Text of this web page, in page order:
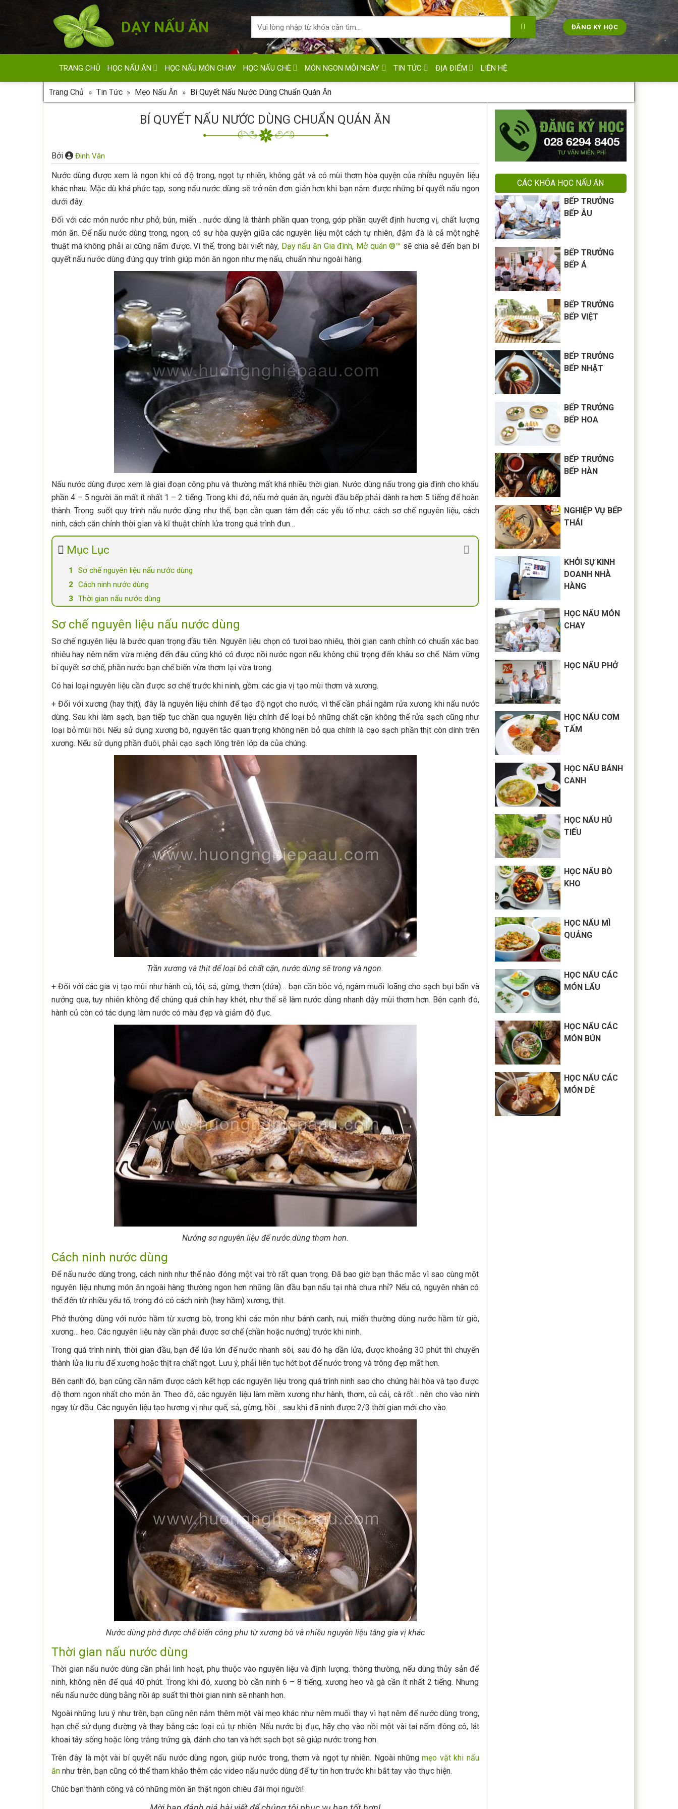
DẠY NẤU ĂN ĐĂNG KÝ HỌC
TRANG CHỦ HỌC NẤU ĂN HỌC NẤU MÓN CHAY HỌC NẤU CHÈ MÓN NGON MỖI NGÀY TIN TỨC ĐỊA ĐIỂM LIÊN HỆ
Trang Chủ » Tin Tức » Mẹo Nấu Ăn » Bí Quyết Nấu Nước Dùng Chuẩn Quán Ăn
BÍ QUYẾT NẤU NƯỚC DÙNG CHUẨN QUÁN ĂN
Bởi Đinh Vân
Nước dùng được xem là ngon khi có độ trong, ngọt tự nhiên, không gắt và có mùi thơm hòa quyện của nhiều nguyên liệu
khác nhau. Mặc dù khá phức tạp, song nấu nước dùng sẽ trở nên đơn giản hơn khi bạn nắm được những bí quyết nấu ngon
dưới đây.
Đối với các món nước như phở, bún, miến… nước dùng là thành phần quan trọng, góp phần quyết định hương vị, chất lượng
món ăn. Để nấu nước dùng trong, ngon, có sự hòa quyện giữa các nguyên liệu một cách tự nhiên, đậm đà là cả một nghệ
thuật mà không phải ai cũng nắm được. Vì thế, trong bài viết này, Dạy nấu ăn Gia đình, Mở quán ®™ sẽ chia sẻ đến bạn bí
quyết nấu nước dùng đúng quy trình giúp món ăn ngon như mẹ nấu, chuẩn như ngoài hàng.
Nấu nước dùng được xem là giai đoạn công phu và thường mất khá nhiều thời gian. Nước dùng nấu trong gia đình cho khẩu
phần 4 – 5 người ăn mất ít nhất 1 – 2 tiếng. Trong khi đó, nếu mở quán ăn, người đầu bếp phải dành ra hơn 5 tiếng để hoàn
thành. Trong suốt quy trình nấu nước dùng như thế, bạn cần quan tâm đến các yếu tố như: cách sơ chế nguyên liệu, cách
ninh, cách căn chỉnh thời gian và kĩ thuật chỉnh lửa trong quá trình đun…
Mục Lục
Sơ chế nguyên liệu nấu nước dùng
Cách ninh nước dùng
Thời gian nấu nước dùng
Sơ chế nguyên liệu nấu nước dùng
Sơ chế nguyên liệu là bước quan trọng đầu tiên. Nguyên liệu chọn có tươi bao nhiêu, thời gian canh chỉnh có chuẩn xác bao
nhiêu hay nêm nếm vừa miệng đến đâu cũng khó có được nồi nước ngon nếu không chú trọng đến khâu sơ chế. Nắm vững
bí quyết sơ chế, phần nước bạn chế biến vừa thơm lại vừa trong.
Có hai loại nguyên liệu cần được sơ chế trước khi ninh, gồm: các gia vị tạo mùi thơm và xương.
+ Đối với xương (hay thịt), đây là nguyên liệu chính để tạo độ ngọt cho nước, vì thế cần phải ngâm rửa xương khi nấu nước
dùng. Sau khi làm sạch, bạn tiếp tục chần qua nguyên liệu chính để loại bỏ những chất cặn không thể rửa sạch cũng như
loại bỏ mùi hôi. Nếu sử dụng xương bò, nguyên tắc quan trọng không nên bỏ qua chính là cạo sạch phần thịt còn dính trên
xương. Nếu sử dụng phần đuôi, phải cạo sạch lông trên lớp da của chúng.
Trần xương và thịt để loại bỏ chất cặn, nước dùng sẽ trong và ngon.
+ Đối với các gia vị tạo mùi như hành củ, tỏi, sả, gừng, thơm (dứa)… bạn cần bóc vỏ, ngâm muối loãng cho sạch bụi bẩn và
nướng qua, tuy nhiên không để chúng quá chín hay khét, như thế sẽ làm nước dùng nhanh dậy mùi thơm hơn. Bên cạnh đó,
hành củ còn có tác dụng làm nước có màu đẹp và giảm độ đục.
Nướng sơ nguyên liệu để nước dùng thơm hơn.
Cách ninh nước dùng
Để nấu nước dùng trong, cách ninh như thế nào đóng một vai trò rất quan trọng. Đã bao giờ bạn thắc mắc vì sao cùng một
nguyên liệu nhưng món ăn ngoài hàng thường ngon hơn những lần đầu bạn nấu tại nhà chưa nhỉ? Nếu có, nguyên nhân có
thể đến từ nhiều yếu tố, trong đó có cách ninh (hay hầm) xương, thịt.
Phở thường dùng với nước hầm từ xương bò, trong khi các món như bánh canh, nui, miến thường dùng nước hầm từ giò,
xương… heo. Các nguyên liệu này cần phải được sơ chế (chần hoặc nướng) trước khi ninh.
Trong quá trình ninh, thời gian đầu, bạn để lửa lớn để nước nhanh sôi, sau đó hạ dần lửa, được khoảng 30 phút thì chuyển
thành lửa liu riu để xương hoặc thịt ra chất ngọt. Lưu ý, phải liên tục hớt bọt để nước trong và trông đẹp mắt hơn.
Bên cạnh đó, bạn cũng cần nắm được cách kết hợp các nguyên liệu trong quá trình ninh sao cho chúng hài hòa và tạo được
độ thơm ngon nhất cho món ăn. Theo đó, các nguyên liệu làm mềm xương như hành, thơm, củ cải, cà rốt… nên cho vào ninh
ngay từ đầu. Các nguyên liệu tạo hương vị như quế, sả, gừng, hồi… sau khi đã ninh được 2/3 thời gian mới cho vào.
Nước dùng phở được chế biến công phu từ xương bò và nhiều nguyên liệu tăng gia vị khác
Thời gian nấu nước dùng
Thời gian nấu nước dùng cần phải linh hoạt, phụ thuộc vào nguyên liệu và định lượng. thông thường, nếu dùng thủy sản để
ninh, không nên để quá 40 phút. Trong khi đó, xương bò cần ninh 6 – 8 tiếng, xương heo và gà cần ít nhất 2 tiếng. Nhưng
nếu nấu nước dùng bằng nồi áp suất thì thời gian ninh sẽ nhanh hơn.
Ngoài những lưu ý như trên, bạn cũng nên nắm thêm một vài mẹo khác như nêm muối thay vì hạt nêm để nước dùng trong,
hạn chế sử dụng đường và thay bằng các loại củ tự nhiên. Nếu nước bị đục, hãy cho vào nồi một vài tai nấm đông cô, lát
khoai tây sống hoặc lòng trắng trứng gà, đánh cho tan và hớt sạch bọt sẽ giúp nước trong hơn.
Trên đây là một vài bí quyết nấu nước dùng ngon, giúp nước trong, thơm và ngọt tự nhiên. Ngoài nhữngmẹo vặt khi nấu
ăn như trên, bạn cũng có thể tham khảo thêm các video nấu nước dùng để tự tin hơn trước khi bắt tay vào thực hiện.
Chúc bạn thành công và có những món ăn thật ngon chiêu đãi mọi người!
CÁC KHÓA HỌC NẤU ĂN
BẾP TRƯỞNG
BẾP ÂU
BẾP TRƯỞNG
BẾP Á
BẾP TRƯỞNG
BẾP VIỆT
BẾP TRƯỞNG
BẾP NHẬT
BẾP TRƯỞNG
BẾP HOA
BẾP TRƯỞNG
BẾP HÀN
NGHIỆP VỤ BẾP
THÁI
KHỞI SỰ KINH
DOANH NHÀ
HÀNG
HỌC NẤU MÓN
CHAY
HỌC NẤU PHỞ
HỌC NẤU CƠM
TẤM
HỌC NẤU BÁNH
CANH
HỌC NẤU HỦ
TIẾU
HỌC NẤU BÒ
KHO
HỌC NẤU MÌ
QUẢNG
HỌC NẤU CÁC
MÓN LẨU
HỌC NẤU CÁC
MÓN BÚN
HỌC NẤU CÁC
MÓN DÊ